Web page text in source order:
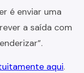
é enviar uma
a saída com
aqui.